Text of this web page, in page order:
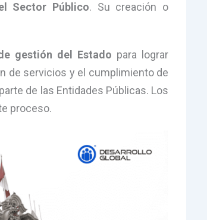
Sector Público. Su creación o
gestión del Estado para lograr
de servicios y el cumplimiento de
de las Entidades Públicas. Los
proceso.